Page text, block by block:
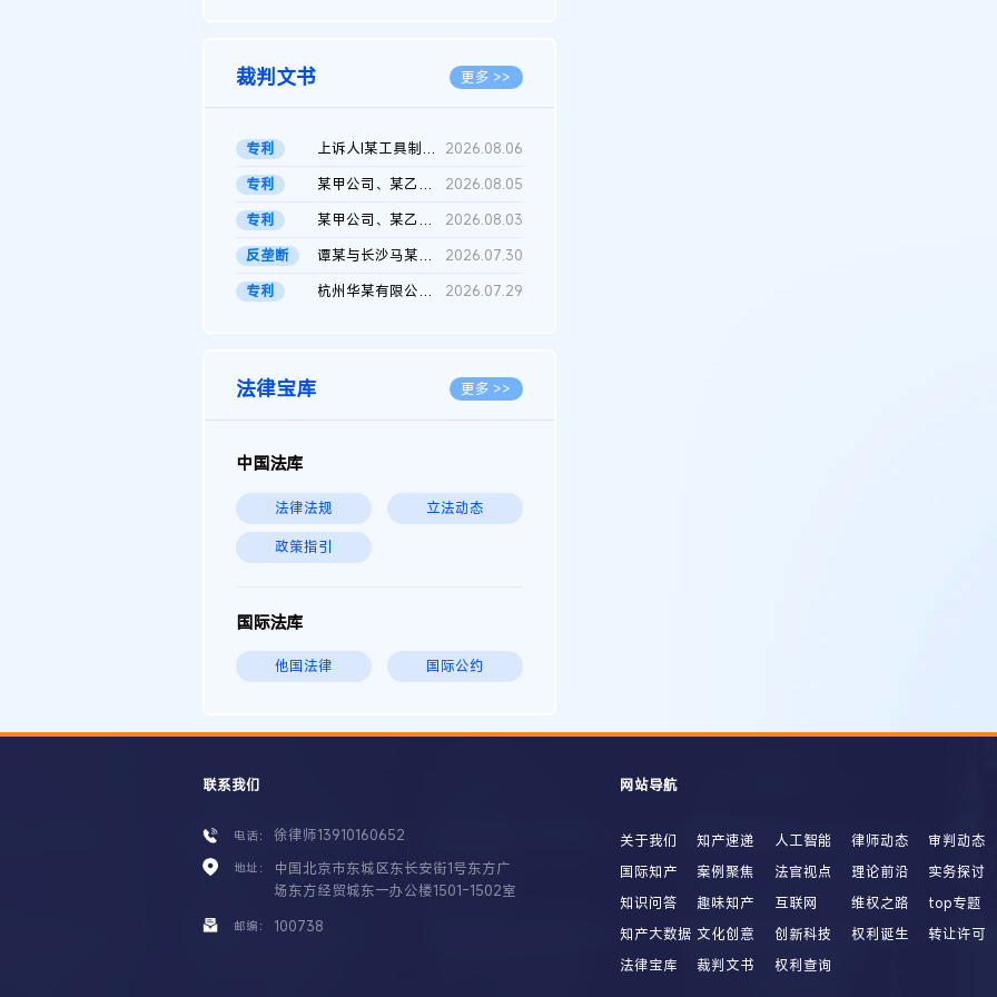
裁判文书 更多 >>
专利 上诉人I某工具制品有限公司与被上诉人程某及一审被告中华人民共和...
2026.08.06
专利
某甲公司、某乙公司、某丙公司申请诉前行为保全复议裁定书
2026.08.05
专利
某甲公司、某乙公司、官某与某丙公司专利申请权权属纠纷 二审判决...
2026.08.03
反垄断
谭某与长沙马某堆农产品股份有限公司滥用市场支配地位纠纷二审裁...
2026.07.30
专利
杭州华某有限公司与菲某有限公司侵害发明专利权纠纷 2026.07.29
法律宝库 更多 >>
中国法库
法律法规 立法动态
政策指引
国际法库
他国法律 国际公约
联系我们
电话： 徐律师13910160652
地址：
中国北京市东城区东长安街1号东方广
场东方经贸城东一办公楼1501-1502室
邮编： 100738
网站导航
关于我们 知产速递 人工智能 律师动态
审判动态
国际知产
案例聚焦 法官视点 理论前沿
实务探讨
知识问答
趣味知产 互联网 维权之路
top专题
知产大数据 文化创意 创新科技 权利诞生
转让许可
法律宝库
裁判文书 权利查询